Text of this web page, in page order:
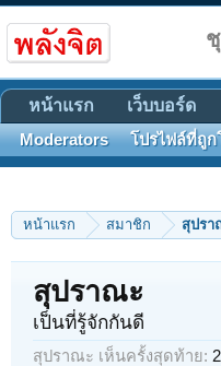
หน้าแรก สมาชิก สุปรา
สุปราณะ
เป็นที่รู้จักกันดี
สุปราณะ เห็นครั้งสุดท้าย:
หน้าแรก เว็บบอร์ด
Moderators โปรไฟล์ที่ถู